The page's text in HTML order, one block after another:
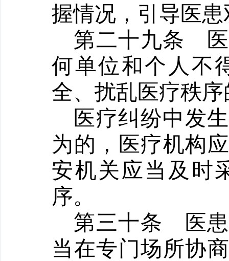
握情况，引导医
第二十九条
何单位和个人不
全、扰乱医疗秩
医疗纠纷中发
为的，医疗机构
安机关应当及时
序。
第三十条
医
当在专门场所协